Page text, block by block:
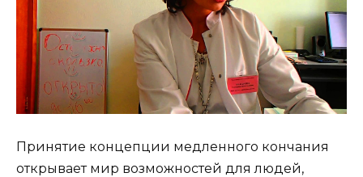
Принятие концепции медленного кончания
открывает мир возможностей для людей,